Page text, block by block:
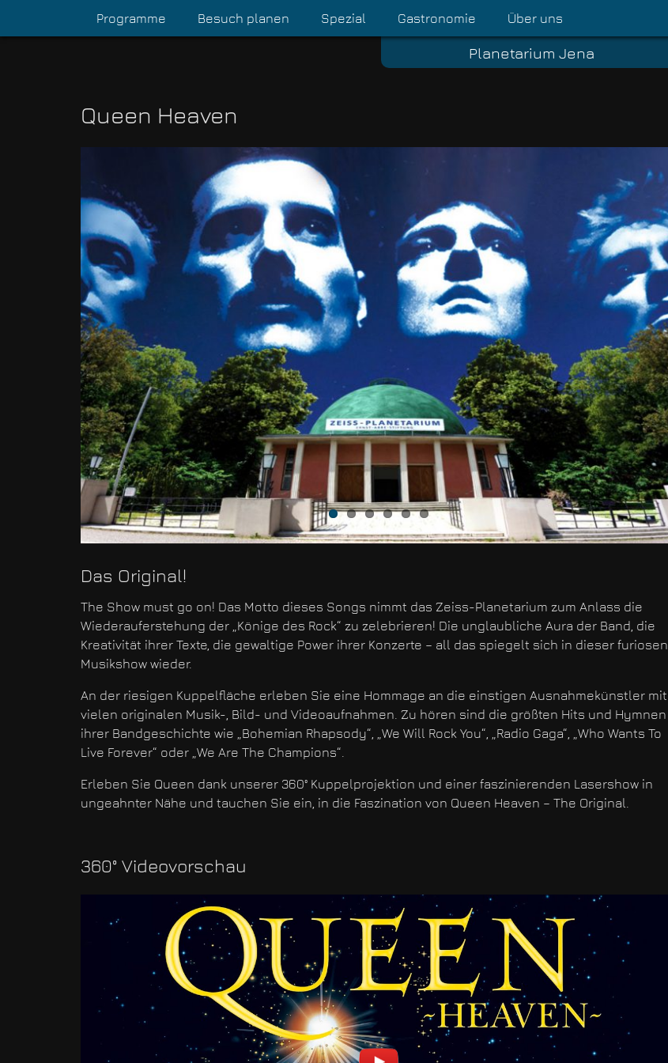
Programme Besuch planen Spezial Gastronomie Über uns
Planetarium Jena
Queen Heaven
Das Original!
The Show must go on! Das Motto dieses Songs nimmt das Zeiss-Planetarium zum Anlass die
Wiederauferstehung der „Könige des Rock“ zu zelebrieren! Die unglaubliche Aura der Band, die
Kreativität ihrer Texte, die gewaltige Power ihrer Konzerte – all das spiegelt sich in dieser furiosen
Musikshow wieder.
An der riesigen Kuppelfläche erleben Sie eine Hommage an die einstigen Ausnahmekünstler mit
vielen originalen Musik-, Bild- und Videoaufnahmen. Zu hören sind die größten Hits und Hymnen
ihrer Bandgeschichte wie „Bohemian Rhapsody“, „We Will Rock You“, „Radio Gaga“, „Who Wants To
Live Forever“ oder „We Are The Champions“.
Erleben Sie Queen dank unserer 360° Kuppelprojektion und einer faszinierenden Lasershow in
ungeahnter Nähe und tauchen Sie ein, in die Faszination von Queen Heaven – The Original.
360° Videovorschau